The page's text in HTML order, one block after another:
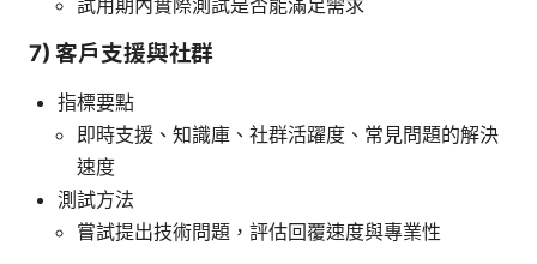
7) 客戶支援與社群
指標要點
即時支援、知識庫、社群活躍度、常見問題的解決
速度
測試方法
嘗試提出技術問題，評估回覆速度與專業性